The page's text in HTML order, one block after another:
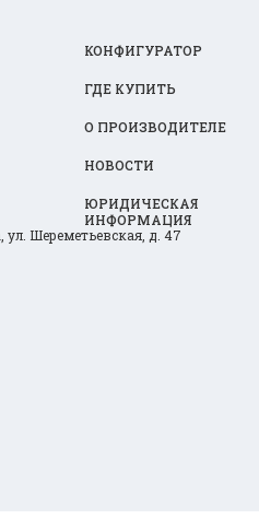
КОНФИГУРАТОР
ГДЕ КУПИТЬ
О ПРОИЗВОДИТЕЛЕ
НОВОСТИ
ЮРИДИЧЕСКАЯ
ИНФОРМАЦИЯ
ул. Шереметьевская, д. 47